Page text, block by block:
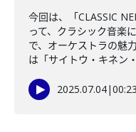
今回は、「CLASSIC
って、クラシック音楽
で、オーケストラの魅
は「サイトウ・キネン
2025.07.04|